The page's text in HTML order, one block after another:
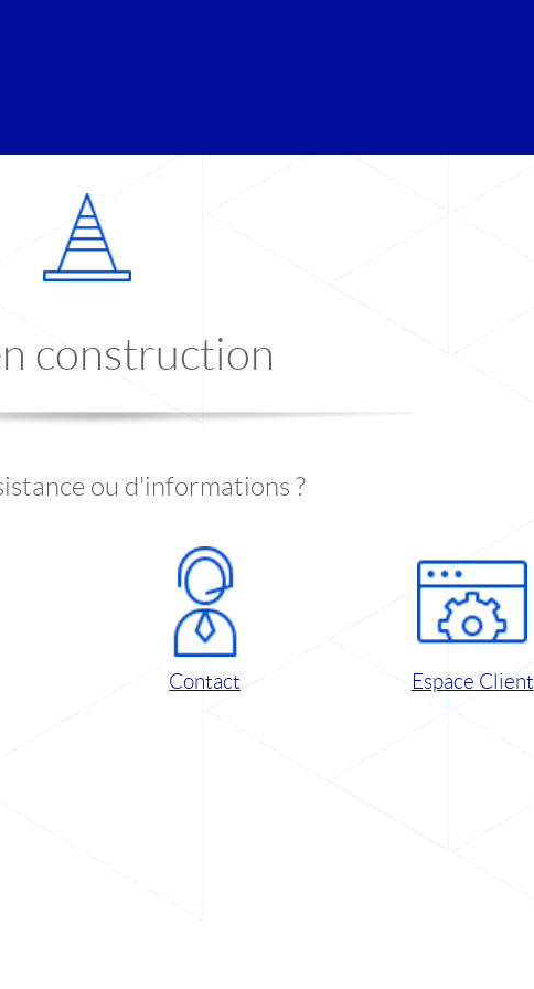
construction
ou d'informations ?
Contact Espace Client